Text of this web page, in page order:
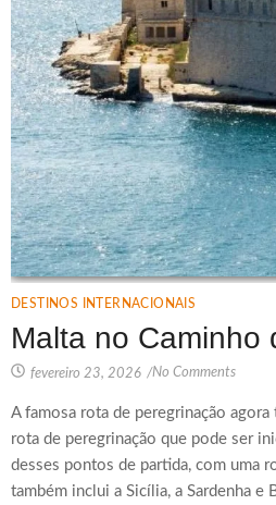
DESTINOS INTERNACIONAIS
Malta no Caminho
fevereiro 23, 2026 /No Comments
A famosa rota de peregrinação
rota de peregrinação que pode ser
desses pontos de partida, com uma
também inclui a Sicília, a Sardenha e